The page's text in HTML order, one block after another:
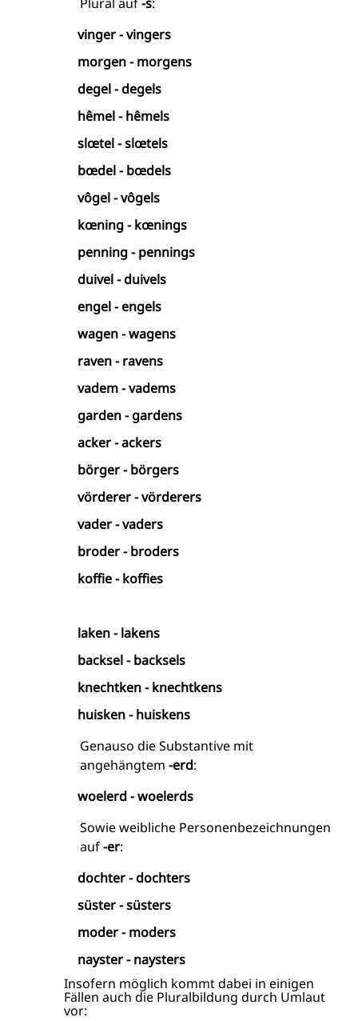
vinger - vingers
morgen - morgens
degel - degels
hêmel - hêmels
slœtel - slœtels
bœdel - bœdels
vôgel - vôgels
kœning - kœnings
penning - pennings
duivel - duivels
engel - engels
wagen - wagens
raven - ravens
vadem - vadems
garden - gardens
acker - ackers
börger - börgers
vörderer - vörderers
vader - vaders
broder - broders
koffie - koffies
laken - lakens
backsel - backsels
knechtken - knechtkens
huisken - huiskens
Genauso die Substantive mit
angehängtem -erd:
woelerd - woelerds
Sowie weibliche Personenbezeichnungen
auf-er:
dochter - dochters
süster - süsters
moder - moders
nayster - naysters
Insofern möglich kommt dabei in einigen
Fällen auch die Pluralbildung durch Umlaut
vor: